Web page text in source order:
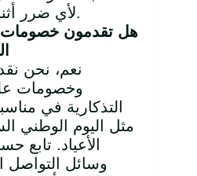
لأي ضرر أثناء الشحن.
هل تقدمون
نعم، نحن
وخصومات
التذكارية في
مثل اليوم الوطني
الأعياد. تابع
وسائل التواصل